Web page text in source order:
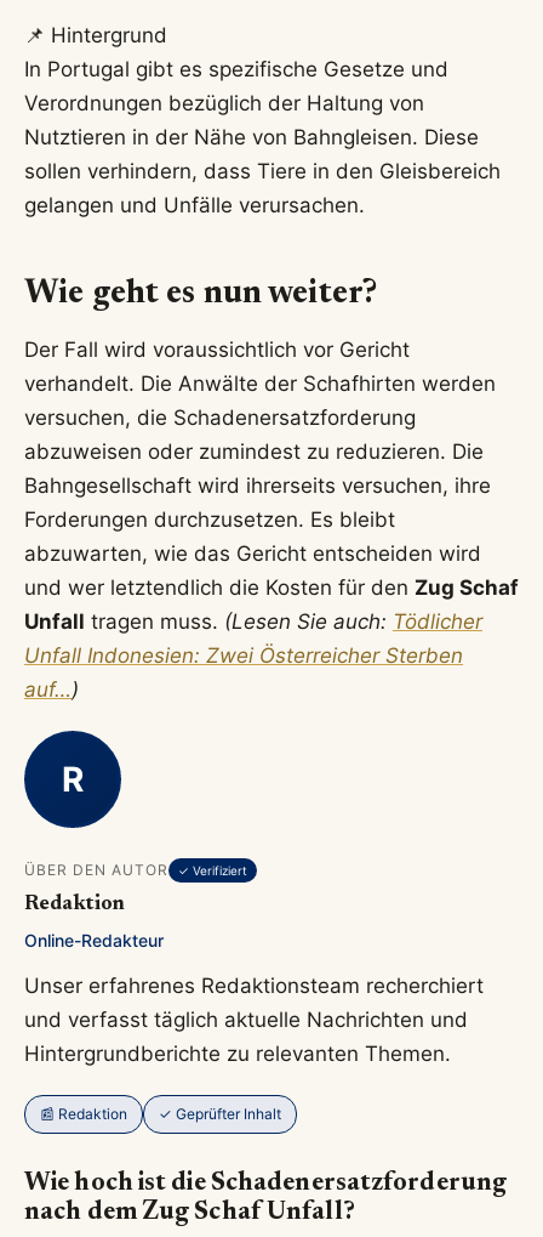
📌 Hintergrund
In Portugal gibt es spezifische Gesetze und
Verordnungen bezüglich der Haltung von
Nutztieren in der Nähe von Bahngleisen. Diese
sollen verhindern, dass Tiere in den Gleisbereich
gelangen und Unfälle verursachen.
Wie geht es nun weiter?
Der Fall wird voraussichtlich vor Gericht
verhandelt. Die Anwälte der Schafhirten werden
versuchen, die Schadenersatzforderung
abzuweisen oder zumindest zu reduzieren. Die
Bahngesellschaft wird ihrerseits versuchen, ihre
Forderungen durchzusetzen. Es bleibt
abzuwarten, wie das Gericht entscheiden wird
und wer letztendlich die Kosten für den Zug Schaf
Unfall tragen muss. (Lesen Sie auch: Tödlicher
Unfall Indonesien: Zwei Österreicher Sterben
auf…)
R
ÜBER DEN AUTOR ✓ Verifiziert
Redaktion
Online-Redakteur
Unser erfahrenes Redaktionsteam recherchiert
und verfasst täglich aktuelle Nachrichten und
Hintergrundberichte zu relevanten Themen.
📰 Redaktion ✓ Geprüfter Inhalt
Wie hoch ist die Schadenersatzforderung
nach dem Zug Schaf Unfall?